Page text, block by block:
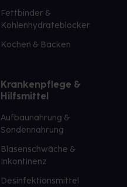
Fettbinder &
Kohlenhydrateblocker
Kochen & Backen
Krankenpflege &
Hilfsmittel
Aufbaunahrung &
Sondennahrung
Blasenschwäche &
Inkontinenz
Desinfektionsmittel